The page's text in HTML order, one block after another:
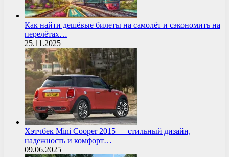
Как найти дешёвые билеты на самолёт и сэкономить на
перелётах…
25.11.2025
Хэтчбек Mini Cooper 2015 — стильный дизайн,
надежность и комфорт…
09.06.2025